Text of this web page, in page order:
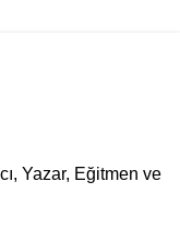
Yazar, Eğitmen ve